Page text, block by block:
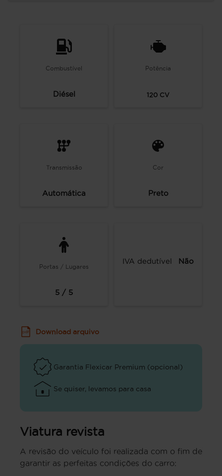
Combustível
Diésel
Potência
120 CV
Transmissão
Automática
Cor
Preto
Portas / Lugares
5 / 5
IVA dedutível Não
Download arquivo
Garantia Flexicar Premium (opcional)
Se quiser, levamos para casa
Viatura revista
A revisão do veículo foi realizada com o fim de
garantir as perfeitas condições do carro: